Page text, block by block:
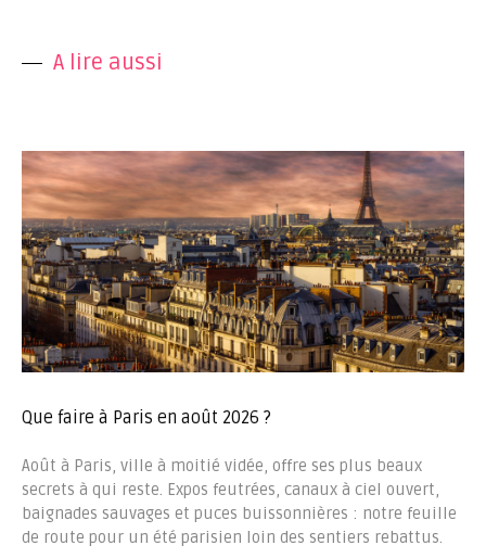
A lire aussi
Que faire à Paris en août 2026 ?
Août à Paris, ville à moitié vidée, offre ses plus beaux
secrets à qui reste. Expos feutrées, canaux à ciel ouvert,
baignades sauvages et puces buissonnières : notre feuille
de route pour un été parisien loin des sentiers rebattus.